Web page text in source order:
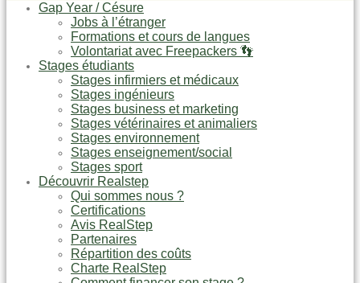
Gap Year / Césure
Jobs à l’étranger
Formations et cours de langues
Volontariat avec Freepackers 👣
Stages étudiants
Stages infirmiers et médicaux
Stages ingénieurs
Stages business et marketing
Stages vétérinaires et animaliers
Stages environnement
Stages enseignement/social
Stages sport
Découvrir Realstep
Qui sommes nous ?
Certifications
Avis RealStep
Partenaires
Répartition des coûts
Charte RealStep